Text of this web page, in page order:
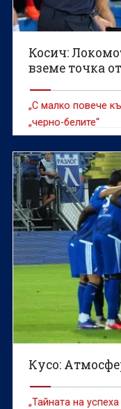
Косич:
вземе точка
„С малко повече
„черно-белите“
Кусо:
„Тайната на